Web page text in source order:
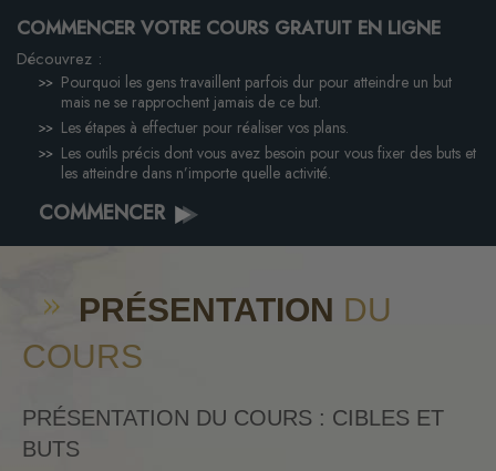
COMMENCER VOTRE COURS GRATUIT EN LIGNE
Découvrez :
Pourquoi les gens travaillent parfois dur pour atteindre un but
mais ne se rapprochent jamais de ce but.
Les étapes à effectuer pour réaliser vos plans.
Les outils précis dont vous avez besoin pour vous fixer des buts et
les atteindre dans n’importe quelle activité.
COMMENCER
PRÉSENTATION DU
COURS
PRÉSENTATION DU COURS : CIBLES ET
BUTS